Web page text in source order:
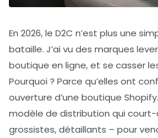
En 2026, le D2C n’est plus une
bataille. J’ai vu des marques
boutique en ligne, et se casser
Pourquoi ? Parce qu’elles ont
ouverture d’une boutique
modèle de distribution qui
grossistes, détaillants – pour